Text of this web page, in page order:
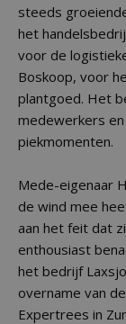
steeds
het
voor de
Boskoop, voor
plantgoed. Het
medewerkers
piekmomenten.
Mede-eigenaar
de wind mee
aan het feit dat
enthousiast
het bedrijf
overname van
Expertrees in